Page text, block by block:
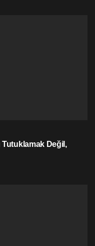
Tutuklamak Değil,